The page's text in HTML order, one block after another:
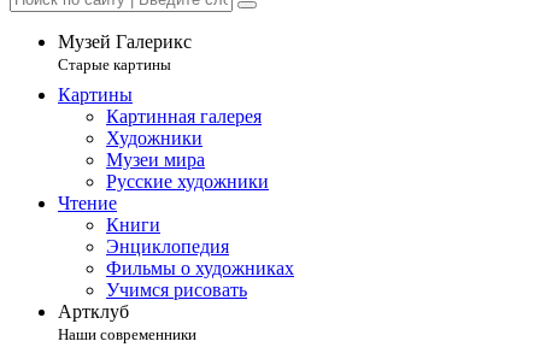
Музей Галерикс
Старые картины
Картины
Картинная галерея
Художники
Музеи мира
Русские художники
Чтение
Книги
Энциклопедия
Фильмы о художниках
Учимся рисовать
Артклуб
Наши современники